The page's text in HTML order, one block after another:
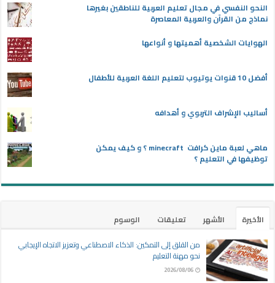
النحو النفسي في مجال تعليم العربية للناطقين بغيرها
نماذج من القرآن والعربية المعاصرة
الهوايات الشخصية أهميتها و أنواعها
أفضل 10 قنوات يوتيوب لتعليم اللغة العربية للأطفال
أساليب الإشراف التربوي و أهدافه
ماهي لعبة ماين كرافت minecraft ؟ و كيف يمكن
توظيفها في التعليم ؟
الأخيرة الأشهر تعليقات
الوسوم
من القلق إلى التمكين: الذكاء الاصطناعي وتعزيز الاتجاه الإيجابي
نحو مهنة التعليم
2026/08/06